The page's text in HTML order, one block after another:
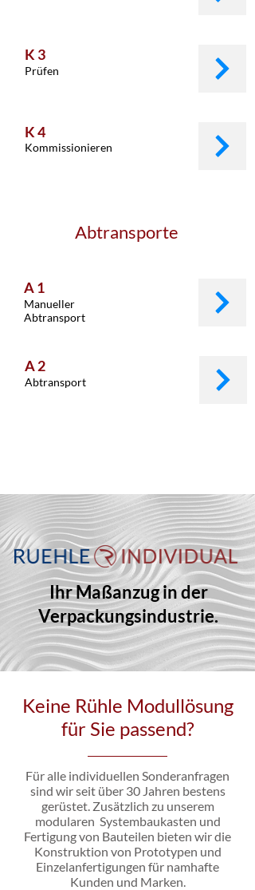
K 3
Prüfen
K 4
Kommissionieren
Abtransporte
A 1
Manueller
Abtransport
A 2
Abtransport
Ihr Maßanzug in der
Verpackungsindustrie.
Keine Rühle Modullösung
für Sie passend?
Für alle individuellen Sonderanfragen
sind wir seit über 30 Jahren bestens
gerüstet. Zusätzlich zu unserem
modularen Systembaukasten und
Fertigung von Bauteilen bieten wir die
Konstruktion von Prototypen und
Einzelanfertigungen für namhafte
Kunden und Marken.